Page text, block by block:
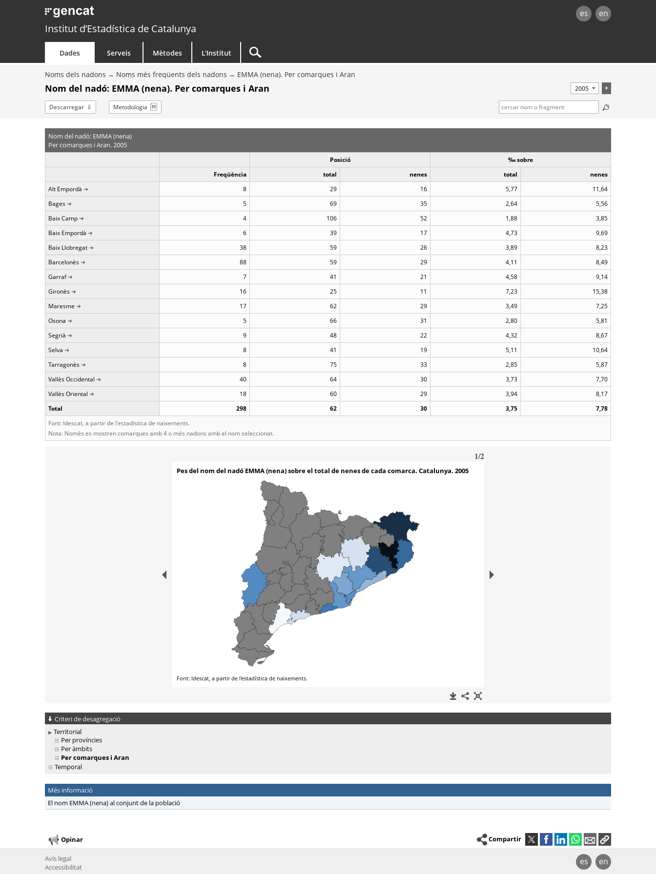
es en
Institut d’Estadística de Catalunya
Dades Serveis Mètodes L'Institut
Noms dels nadons Noms més freqüents dels nadons EMMA (nena). Per comarques i Aran
Nom del nadó: EMMA (nena). Per comarques i Aran
Descarregar Metodologia
Nom del nadó: EMMA (nena)
Per comarques i Aran. 2005
Posició
‰ sobre
Freqüència
total nenes total
nenes
Alt Empordà
8 29 16 5,77
11,64
Bages
5 69 35 2,64
5,56
Baix Camp
4 106 52 1,88
3,85
Baix Empordà
6 39 17 4,73
9,69
Baix Llobregat
38 59 26 3,89
8,23
Barcelonès
88 59 29 4,11
8,49
Garraf
7 41 21 4,58
9,14
Gironès
16 25 11 7,23
15,38
Maresme
17 62 29 3,49
7,25
Osona
5 66 31 2,80
5,81
Segrià
9 48 22 4,32
8,67
Selva
8 41 19 5,11
10,64
Tarragonès
8 75 33 2,85
5,87
Vallès Occidental
40 64 30 3,73
7,70
Vallès Oriental
18 60 29 3,94
8,17
Total
298 62 30 3,75
7,78
Font: Idescat, a partir de l'estadística de naixements.
Nota: Només es mostren comarques amb 4 o més nadons amb el nom seleccionat.
Criteri de desagregació
Territorial
Per províncies
Per àmbits
Per comarques i Aran
Temporal
Més informació
El nom EMMA (nena) al conjunt de la població
Opinar Compartir
es en
Avís legal
Accessibilitat